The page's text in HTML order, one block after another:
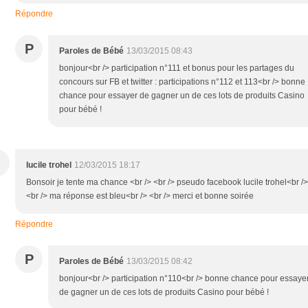
Répondre
P Paroles de Bébé 13/03/2015 08:43
bonjour<br /> participation n°111 et bonus pour les partages du
concours sur FB et twitter : participations n°112 et 113<br /> bonne
chance pour essayer de gagner un de ces lots de produits Casino
pour bébé !
lucile trohel 12/03/2015 18:17
Bonsoir je tente ma chance <br /> <br /> pseudo facebook lucile trohel<br />
<br /> ma réponse est bleu<br /> <br /> merci et bonne soirée
Répondre
P Paroles de Bébé 13/03/2015 08:42
bonjour<br /> participation n°110<br /> bonne chance pour
de gagner un de ces lots de produits Casino pour bébé !